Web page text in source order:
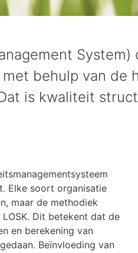
behulp van
is kwaliteit
Elke soort organisatie
maar de methodiek
Dit betekent dat de
en berekening van
Beïnvloeding van